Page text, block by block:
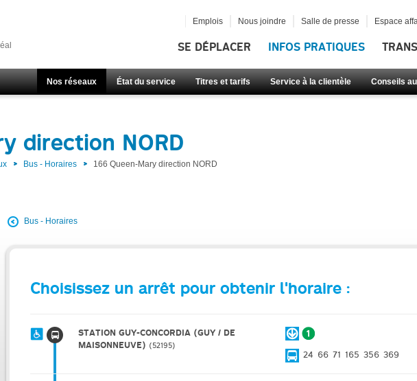
SE DÉPLACER INFOS PRATIQUES
Nos réseaux État du service Titres et tarifs Service à la clientèle Conseils
Emplois Nous joindre Salle de presse Espace
direction NORD
Bus - Horaires 166 Queen-Mary direction NORD
Bus - Horaires
Choisissez un arrêt pour obtenir l'horaire :
STATION GUY-CONCORDIA (GUY / DE
MAISONNEUVE)
52195
24 66 71 165 356 369